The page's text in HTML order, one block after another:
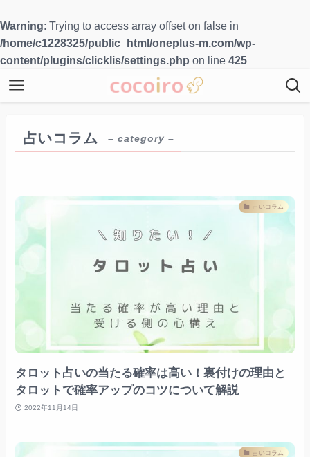
Warning: Trying to access array offset on false in
/home/c1228325/public_html/oneplus-m.com/wp-
content/plugins/clicklis/settings.php on line 425
占いコラム – category –
占いコラム
タロット占いの当たる確率は高い！裏付けの理由と
タロットで確率アップのコツについて解説
2022年11月14日
占いコラム